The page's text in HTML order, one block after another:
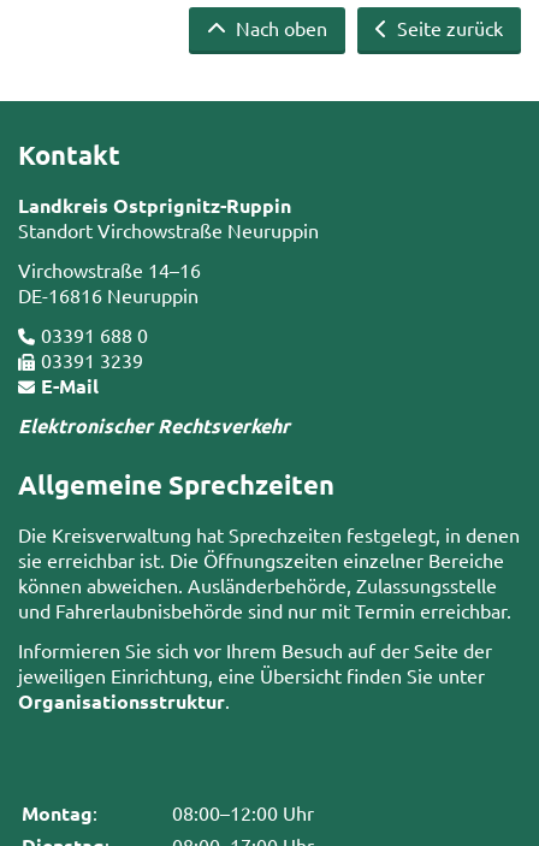
Seite zurück
Nach oben
Kontakt
Landkreis Ostprignitz-Ruppin
Standort Virchowstraße Neuruppin
Virchowstraße 14–16
DE-16816 Neuruppin
03391 688 0
03391 3239
E-Mail
Elektronischer Rechtsverkehr
Allgemeine Sprechzeiten
Die Kreisverwaltung hat Sprechzeiten festgelegt, in denen
sie erreichbar ist. Die Öffnungszeiten einzelner Bereiche
können abweichen. Ausländerbehörde, Zulassungsstelle
und Fahrerlaubnisbehörde sind nur mit Termin erreichbar.
Informieren Sie sich vor Ihrem Besuch auf der Seite der
jeweiligen Einrichtung, eine Übersicht finden Sie unter
Organisationsstruktur
Montag: 08:00–12:00 Uhr